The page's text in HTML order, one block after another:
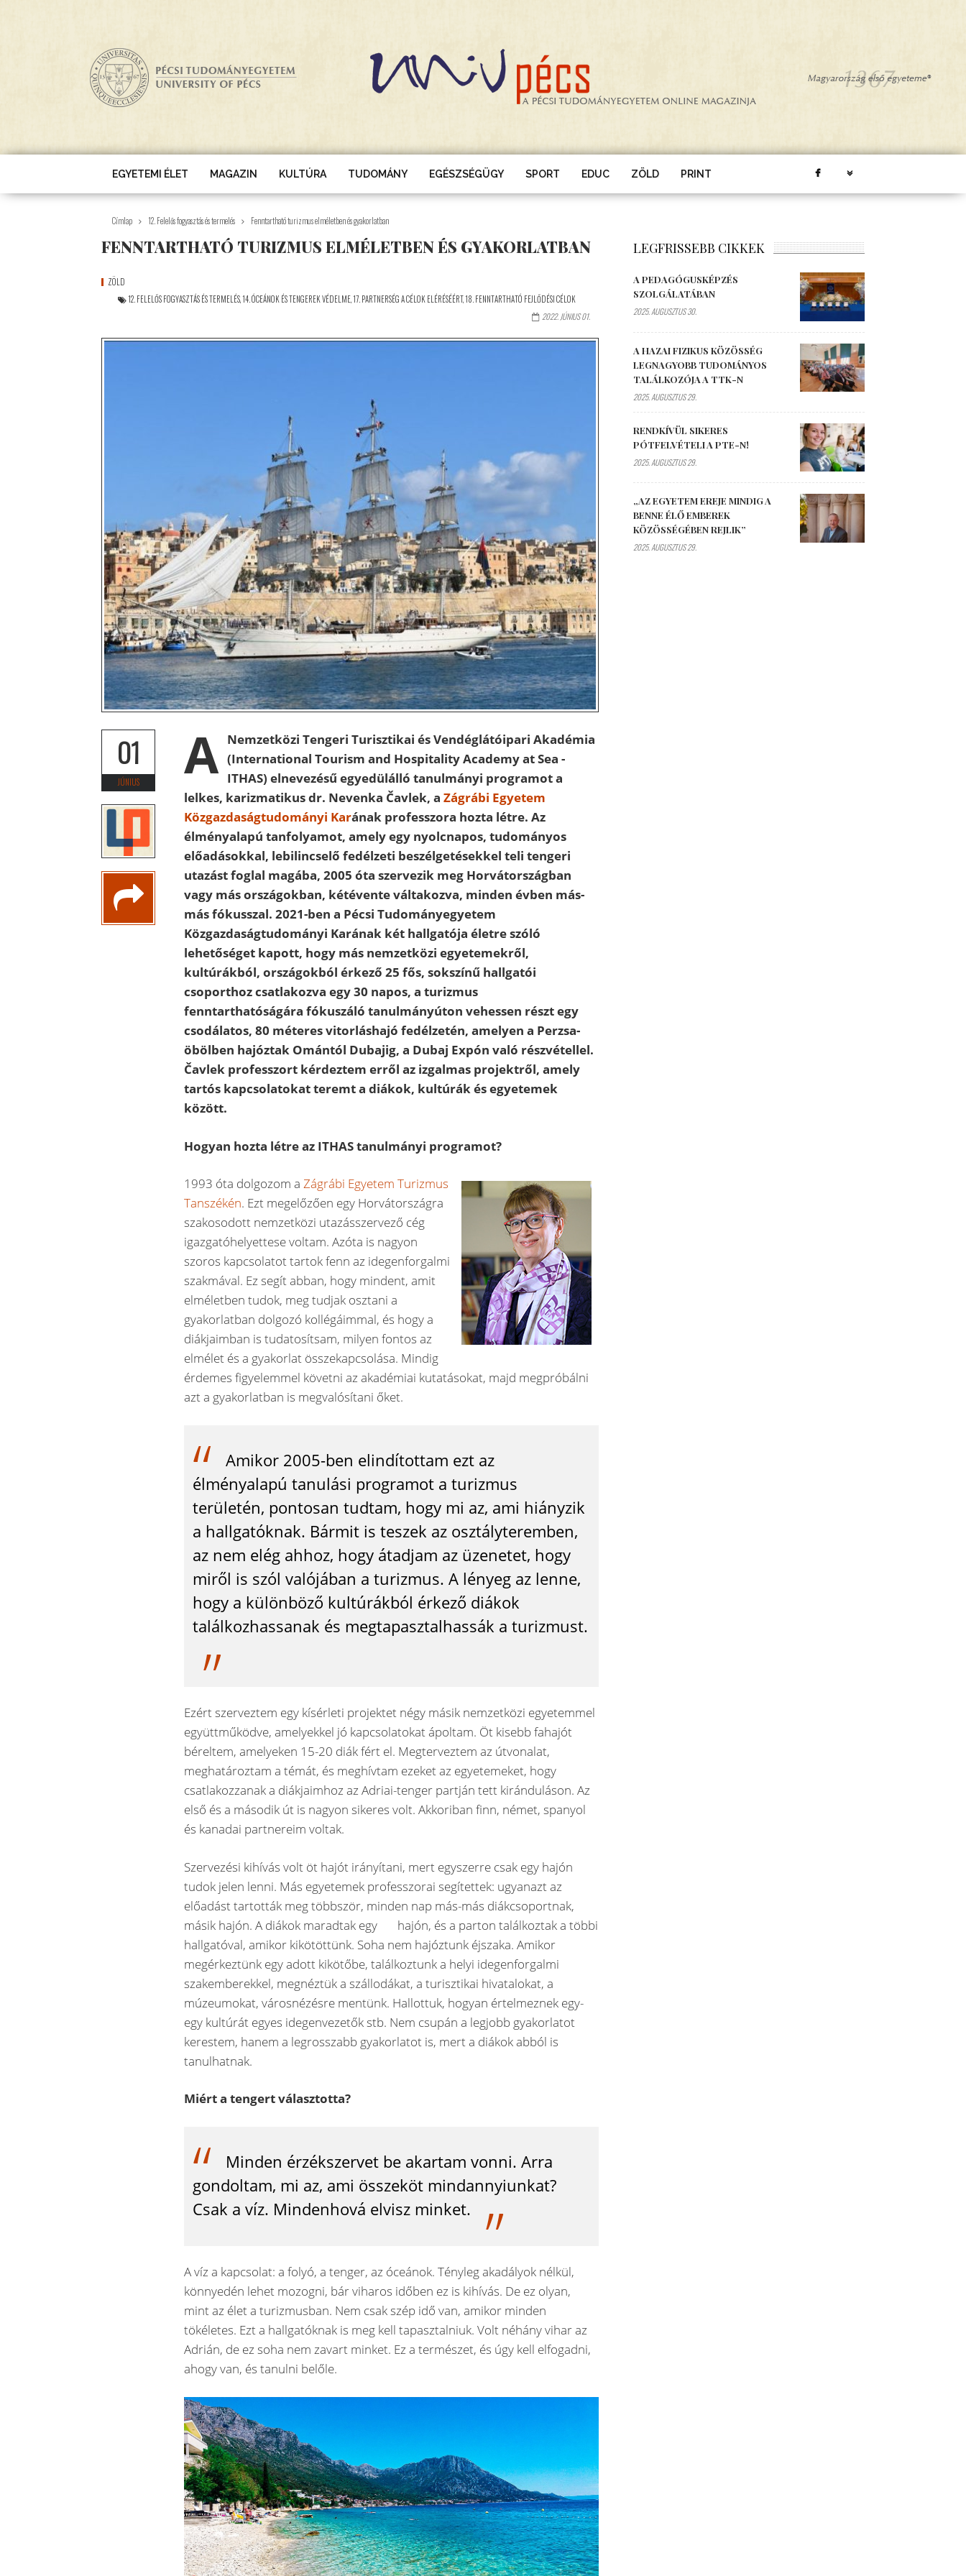
EGYETEMI ÉLET MAGAZIN KULTÚRA TUDOMÁNY EGÉSZSÉGÜGY SPORT EDUC ZÖLD PRINT
Címlap 12. Felelős fogyasztás és termelés Fenntartható turizmus elméletben és gyakorlatban
FENNTARTHATÓ TURIZMUS ELMÉLETBEN ÉS GYAKORLATBAN
ZÖLD
12. FELELŐS FOGYASZTÁS ÉS TERMELÉS,14. ÓCEÁNOK ÉS TENGEREK VÉDELME,17. PARTNERSÉG A CÉLOK ELÉRÉSÉÉRT,18. FENNTARTHATÓ FEJLŐDÉSI CÉLOK
2022. JÚNIUS 01.
01
JÚNIUS A Nemzetközi Tengeri Turisztikai és Vendéglátóipari Akadémia
(International Tourism and Hospitality Academy at Sea -
ITHAS) elnevezésű egyedülálló tanulmányi programot a
lelkes, karizmatikus dr. Nevenka Čavlek, aZágrábi Egyetem
Közgazdaságtudományi Karának professzora hozta létre. Az
élményalapú tanfolyamot, amely egy nyolcnapos, tudományos
előadásokkal, lebilincselő fedélzeti beszélgetésekkel teli tengeri
utazást foglal magába, 2005 óta szervezik meg Horvátországban
vagy más országokban, kétévente váltakozva, minden évben más-
más fókusszal. 2021-ben a Pécsi Tudományegyetem
Közgazdaságtudományi Karának két hallgatója életre szóló
lehetőséget kapott, hogy más nemzetközi egyetemekről,
kultúrákból, országokból érkező 25 fős, sokszínű hallgatói
csoporthoz csatlakozva egy 30 napos, a turizmus
fenntarthatóságára fókuszáló tanulmányúton vehessen részt egy
csodálatos, 80 méteres vitorláshajó fedélzetén, amelyen a Perzsa-
öbölben hajóztak Omántól Dubajig, a Dubaj Expón való részvétellel.
Čavlek professzort kérdeztem erről az izgalmas projektről, amely
tartós kapcsolatokat teremt a diákok, kultúrák és egyetemek
között.
Hogyan hozta létre az ITHAS tanulmányi programot?
1993 óta dolgozom aZágrábi Egyetem Turizmus
Tanszékén. Ezt megelőzően egy Horvátországra
szakosodott nemzetközi utazásszervező cég
igazgatóhelyettese voltam. Azóta is nagyon
szoros kapcsolatot tartok fenn az idegenforgalmi
szakmával. Ez segít abban, hogy mindent, amit
elméletben tudok, meg tudjak osztani a
gyakorlatban dolgozó kollégáimmal, és hogy a
diákjaimban is tudatosítsam, milyen fontos az
elmélet és a gyakorlat összekapcsolása. Mindig
érdemes figyelemmel követni az akadémiai kutatásokat, majd megpróbálni
azt a gyakorlatban is megvalósítani őket.
Amikor 2005-ben elindítottam ezt az
élményalapú tanulási programot a turizmus
területén, pontosan tudtam, hogy mi az, ami hiányzik
a hallgatóknak. Bármit is teszek az osztályteremben,
az nem elég ahhoz, hogy átadjam az üzenetet, hogy
miről is szól valójában a turizmus. A lényeg az lenne,
hogy a különböző kultúrákból érkező diákok
találkozhassanak és megtapasztalhassák a turizmust.
Ezért szerveztem egy kísérleti projektet négy másik nemzetközi egyetemmel
együttműködve, amelyekkel jó kapcsolatokat ápoltam. Öt kisebb fahajót
béreltem, amelyeken 15-20 diák fért el. Megterveztem az útvonalat,
meghatároztam a témát, és meghívtam ezeket az egyetemeket, hogy
csatlakozzanak a diákjaimhoz az Adriai-tenger partján tett kiránduláson. Az
első és a második út is nagyon sikeres volt. Akkoriban finn, német, spanyol
és kanadai partnereim voltak.
Szervezési kihívás volt öt hajót irányítani, mert egyszerre csak egy hajón
tudok jelen lenni. Más egyetemek professzorai segítettek: ugyanazt az
előadást tartották meg többször, minden nap más-más diákcsoportnak,
másik hajón. A diákok maradtak egy hajón, és a parton találkoztak a többi
hallgatóval, amikor kikötöttünk. Soha nem hajóztunk éjszaka. Amikor
megérkeztünk egy adott kikötőbe, találkoztunk a helyi idegenforgalmi
szakemberekkel, megnéztük a szállodákat, a turisztikai hivatalokat, a
múzeumokat, városnézésre mentünk. Hallottuk, hogyan értelmeznek egy-
egy kultúrát egyes idegenvezetők stb. Nem csupán a legjobb gyakorlatot
kerestem, hanem a legrosszabb gyakorlatot is, mert a diákok abból is
tanulhatnak.
Miért a tengert választotta?
Minden érzékszervet be akartam vonni. Arra
gondoltam, mi az, ami összeköt mindannyiunkat?
Csak a víz. Mindenhová elvisz minket.
A víz a kapcsolat: a folyó, a tenger, az óceánok. Tényleg akadályok nélkül,
könnyedén lehet mozogni, bár viharos időben ez is kihívás. De ez olyan,
mint az élet a turizmusban. Nem csak szép idő van, amikor minden
tökéletes. Ezt a hallgatóknak is meg kell tapasztalniuk. Volt néhány vihar az
Adrián, de ez soha nem zavart minket. Ez a természet, és úgy kell elfogadni,
ahogy van, és tanulni belőle.
LEGFRISSEBB CIKKEK
A PEDAGÓGUSKÉPZÉS
SZOLGÁLATÁBAN
2025. AUGUSZTUS 30.
A HAZAI FIZIKUS KÖZÖSSÉG
LEGNAGYOBB TUDOMÁNYOS
TALÁLKOZÓJA A TTK-N
2025. AUGUSZTUS 29.
RENDKÍVÜL SIKERES
PÓTFELVÉTELI A PTE-N!
2025. AUGUSZTUS 29.
„AZ EGYETEM EREJE MINDIG A
BENNE ÉLŐ EMBEREK
KÖZÖSSÉGÉBEN REJLIK”
2025. AUGUSZTUS 29.